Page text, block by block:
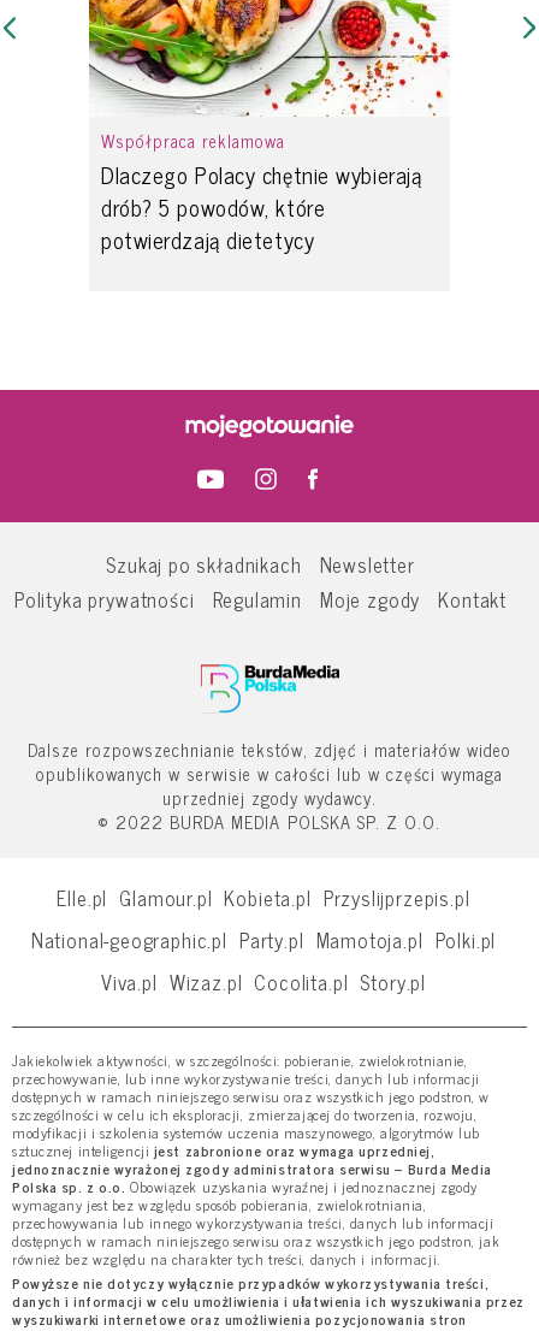
Współpraca reklamowa
Dlaczego Polacy chętnie wybierają
drób? 5 powodów, które
potwierdzają dietetycy
Szukaj po składnikach
Newsletter
Polityka prywatności
Regulamin Moje zgody Kontakt
Dalsze rozpowszechnianie tekstów, zdjęć i materiałów wideo
opublikowanych w serwisie w całości lub w części wymaga
uprzedniej zgody wydawcy.
© 2022 BURDA MEDIA POLSKA SP. Z O.O.
Elle.pl Glamour.pl Kobieta.pl Przyslijprzepis.pl
National-geographic.pl Party.pl Mamotoja.pl Polki.pl
Viva.pl Wizaz.pl Cocolita.pl Story.pl
Jakiekolwiek aktywności, w szczególności: pobieranie, zwielokrotnianie,
przechowywanie, lub inne wykorzystywanie treści, danych lub informacji
dostępnych w ramach niniejszego serwisu oraz wszystkich jego podstron, w
szczególności w celu ich eksploracji, zmierzającej do tworzenia, rozwoju,
modyfikacji i szkolenia systemów uczenia maszynowego, algorytmów lub
sztucznej inteligencji jest zabronione oraz wymaga uprzedniej,
jednoznacznie wyrażonej zgody administratora serwisu – Burda Media
Polska sp. z o.o. Obowiązek uzyskania wyraźnej i jednoznacznej zgody
wymagany jest bez względu sposób pobierania, zwielokrotniania,
przechowywania lub innego wykorzystywania treści, danych lub informacji
dostępnych w ramach niniejszego serwisu oraz wszystkich jego podstron, jak
również bez względu na charakter tych treści, danych i informacji.
Powyższe nie dotyczy wyłącznie przypadków wykorzystywania treści,
danych i informacji w celu umożliwienia i ułatwienia ich wyszukiwania przez
wyszukiwarki internetowe oraz umożliwienia pozycjonowania stron